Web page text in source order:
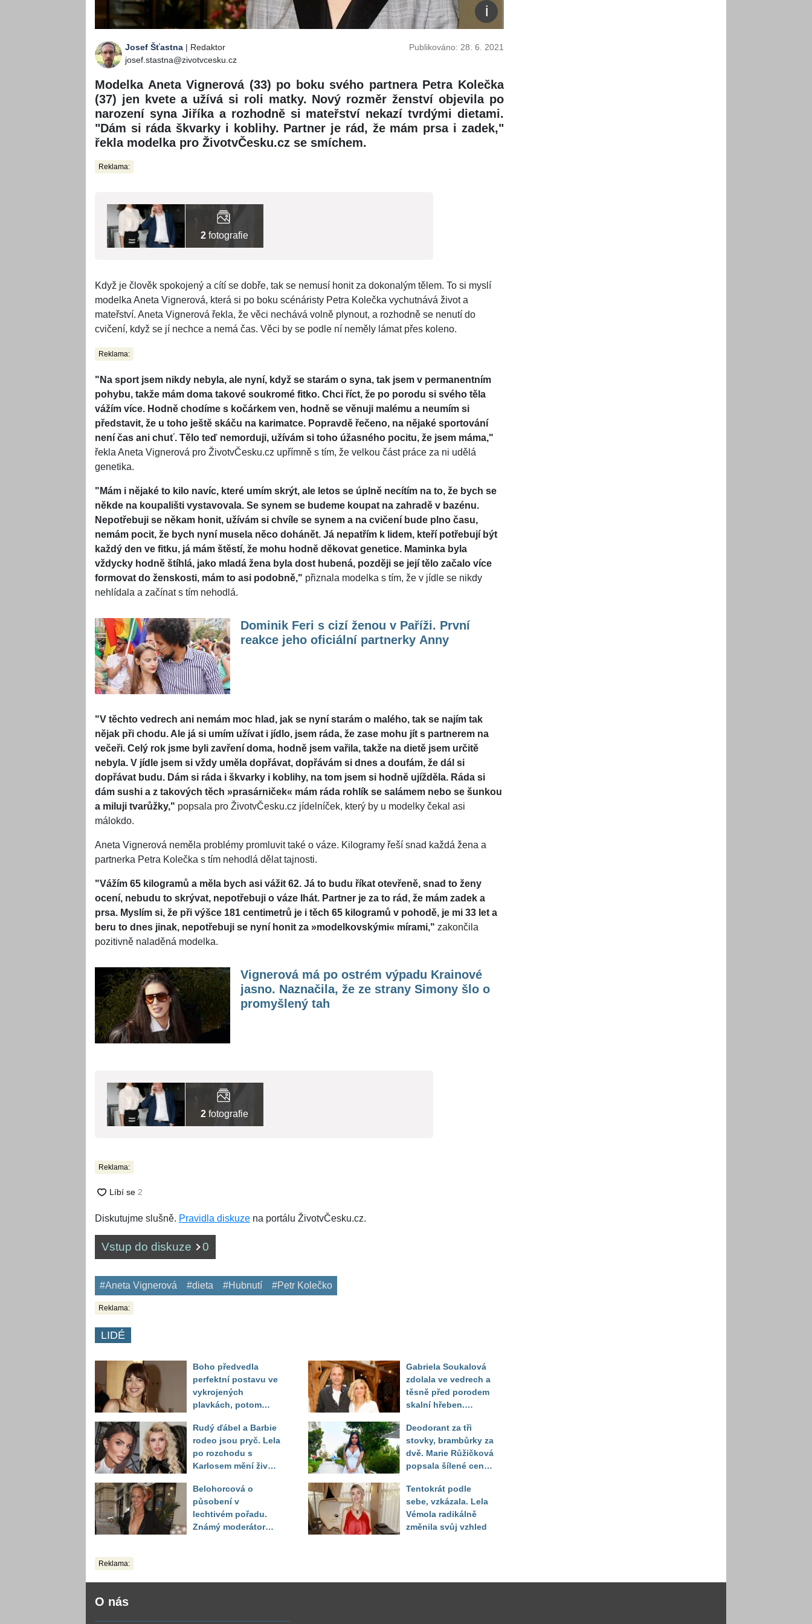
Josef Šťastna | Redaktor
josef.stastna@zivotvcesku.cz
Publikováno: 28. 6. 2021
Modelka Aneta Vignerová (33) po boku svého partnera Petra Kolečka
(37) jen kvete a užívá si roli matky. Nový rozměr ženství objevila po
narození syna Jiříka a rozhodně si mateřství nekazí tvrdými dietami.
"Dám si ráda škvarky i koblihy. Partner je rád, že mám prsa i zadek,"
řekla modelka pro ŽivotvČesku.cz se smíchem.
Reklama:
2 fotografie
Když je člověk spokojený a cítí se dobře, tak se nemusí honit za dokonalým tělem. To si myslí
modelka Aneta Vignerová, která si po boku scénáristy Petra Kolečka vychutnává život a
mateřství. Aneta Vignerová řekla, že věci nechává volně plynout, a rozhodně se nenutí do
cvičení, když se jí nechce a nemá čas. Věci by se podle ní neměly lámat přes koleno.
Reklama:
"Na sport jsem nikdy nebyla, ale nyní, když se starám o syna, tak jsem v permanentním
pohybu, takže mám doma takové soukromé fitko. Chci říct, že po porodu si svého těla
vážím více. Hodně chodíme s kočárkem ven, hodně se věnuji malému a neumím si
představit, že u toho ještě skáču na karimatce. Popravdě řečeno, na nějaké sportování
není čas ani chuť. Tělo teď nemorduji, užívám si toho úžasného pocitu, že jsem máma,"
řekla Aneta Vignerová pro ŽivotvČesku.cz upřímně s tím, že velkou část práce za ni udělá
genetika.
"Mám i nějaké to kilo navíc, které umím skrýt, ale letos se úplně necítím na to, že bych se
někde na koupališti vystavovala. Se synem se budeme koupat na zahradě v bazénu.
Nepotřebuji se někam honit, užívám si chvíle se synem a na cvičení bude plno času,
nemám pocit, že bych nyní musela něco dohánět. Já nepatřím k lidem, kteří potřebují být
každý den ve fitku, já mám štěstí, že mohu hodně děkovat genetice. Maminka byla
vždycky hodně štíhlá, jako mladá žena byla dost hubená, později se její tělo začalo více
formovat do ženskosti, mám to asi podobně," přiznala modelka s tím, že v jídle se nikdy
nehlídala a začínat s tím nehodlá.
Dominik Feri s cizí ženou v Paříži. První
reakce jeho oficiální partnerky Anny
"V těchto vedrech ani nemám moc hlad, jak se nyní starám o malého, tak se najím tak
nějak při chodu. Ale já si umím užívat i jídlo, jsem ráda, že zase mohu jít s partnerem na
večeři. Celý rok jsme byli zavření doma, hodně jsem vařila, takže na dietě jsem určitě
nebyla. V jídle jsem si vždy uměla dopřávat, dopřávám si dnes a doufám, že dál si
dopřávat budu. Dám si ráda i škvarky i koblihy, na tom jsem si hodně ujížděla. Ráda si
dám sushi a z takových těch »​prasárniček« mám ráda rohlík se salámem nebo se šunkou
a miluji tvarůžky," popsala pro ŽivotvČesku.cz jídelníček, který by u modelky čekal asi
málokdo.
Aneta Vignerová neměla problémy promluvit také o váze. Kilogramy řeší snad každá žena a
partnerka Petra Kolečka s tím nehodlá dělat tajnosti.
"Vážím 65 kilogramů a měla bych asi vážit 62. Já to budu říkat otevřeně, snad to ženy
ocení, nebudu to skrývat, nepotřebuji o váze lhát. Partner je za to rád, že mám zadek a
prsa. Myslím si, že při výšce 181 centimetrů je i těch 65 kilogramů v pohodě, je mi 33 let a
beru to dnes jinak, nepotřebuji se nyní honit za »​modelkovskými« mírami," zakončila
pozitivně naladěná modelka.
Vignerová má po ostrém výpadu Krainové
jasno. Naznačila, že ze strany Simony šlo o
promyšlený tah
2 fotografie
Reklama:
Diskutujme slušně. Pravidla diskuze na portálu ŽivotvČesku.cz.
Vstup do diskuze 0
#Aneta Vignerová #dieta #Hubnutí #Petr Kolečko
Reklama:
LIDÉ
Boho předvedla
perfektní postavu ve
vykrojených
plavkách, potom
těla
Rudý ďábel a Barbie
rodeo jsou pryč. Lela
po rozchodu s
Karlosem mění život i
Sandeva
Belohorcová o
působení v
lechtivém pořadu.
Známý moderátor
Gabriela Soukalová
zdolala ve vedrech a
těsně před porodem
skalní hřeben.
snést "těhuli"
Deodorant za tři
stovky, brambůrky za
dvě. Marie Růžičková
popsala šílené ceny
Tentokrát podle
sebe, vzkázala. Lela
Vémola radikálně
změnila svůj vzhled
Reklama:
O nás